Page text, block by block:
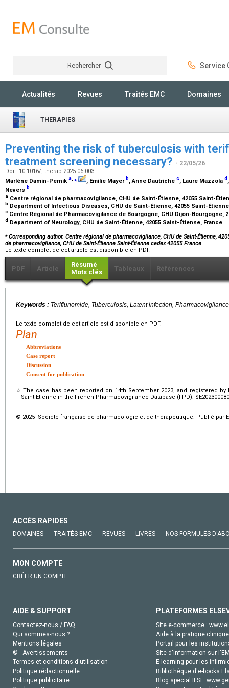
Rechercher Service
Actualités Revues Traités EMC Domaines
THERAPIES
Preventing the risk of tuberculosis with
treatment screening necessary? - 22/05/26
Doi : 10.1016/j.therap.2025.06.003
Marlène Damin-Pernika,⁎ , Emilie Mayer b, Anne Dautriche c, Laure Mazzola d
Nevers b
a Centre régional de pharmacovigilance, CHU de Saint-Étienne, 42055 Saint-
b Department of Infectious Diseases, CHU de Saint-Étienne, 42055 Saint-
c Centre Régional de Pharmacovigilance de Bourgogne, CHU Dijon-Bourgogne,
d Department of Neurology, CHU de Saint-Étienne, 42055 Saint-Étienne, France
⁎Corresponding author. Centre régional de pharmacovigilance, CHU de Saint-Étienne,
de pharmacovigilance, CHU de Saint-Étienne Saint-Étienne cedex 42055 France
Le texte complet de cet article est disponible en PDF.
PDF Article
Résumé
Mots clés
Tableaux Références
Keywords : Teriflunomide, Tuberculosis, Latent infection,
Le texte complet de cet article est disponible en PDF.
Plan
Abbreviations
Case report
Discussion
Consent for publication
☆ The case has been reported on 14th September 2023, and registered
Saint-Etienne in the French Pharmacovigilance Database (FPD):
© 2025 Société française de pharmacologie et de thérapeutique. Publié par
ACCÈS RAPIDES
DOMAINES TRAITÉS EMC REVUES LIVRES NOS FORMULES
MON COMPTE
CRÉER UN COMPTE
AIDE & SUPPORT
Contactez-nous / FAQ
Qui sommes-nous ?
Mentions légales
© - Avertissements
Termes et conditions d'utilisation
Politique rédactionnelle
Politique publicitaire
PLATEFORMES
Site e-commerce :
Aide à la pratique
Portail pour les
Site d'information sur
E-learning pour les
Bibliothèque d'e-books
Blog special IFSI :